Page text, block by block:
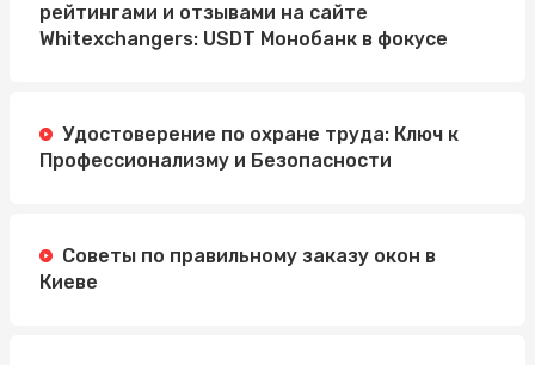
рейтингами и отзывами на сайте
Whitexchangers: USDT Монобанк в фокусе
Удостоверение по охране труда: Ключ к
Профессионализму и Безопасности
Советы по правильному заказу окон в
Киеве